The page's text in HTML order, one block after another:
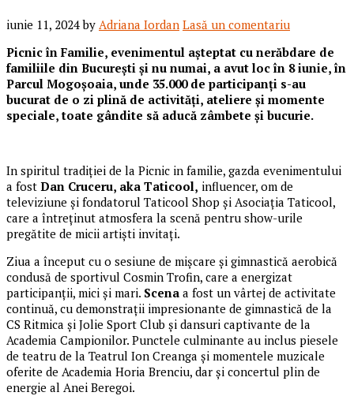
iunie 11, 2024by Adriana Iordan Lasă un comentariu
Picnic în Familie, evenimentul așteptat cu nerăbdare de
familiile din București și nu numai, a avut loc în 8 iunie, în
Parcul Mogoșoaia, unde 35.000 de participanți s-au
bucurat de o zi plină de activități, ateliere și momente
speciale, toate gândite să aducă zâmbete și bucurie.
In spiritul tradiției de la Picnic in familie, gazda evenimentului
a fost Dan Cruceru, aka Taticool, influencer, om de
televiziune și fondatorul Taticool Shop și Asociația Taticool,
care a întreținut atmosfera la scenă pentru show-urile
pregătite de micii artiști invitați.
Ziua a început cu o sesiune de mișcare și gimnastică aerobică
condusă de sportivul Cosmin Trofin, care a energizat
participanții, mici și mari. Scena a fost un vârtej de activitate
continuă, cu demonstrații impresionante de gimnastică de la
CS Ritmica și Jolie Sport Club și dansuri captivante de la
Academia Campionilor. Punctele culminante au inclus piesele
de teatru de la Teatrul Ion Creanga și momentele muzicale
oferite de Academia Horia Brenciu, dar și concertul plin de
energie al Anei Beregoi.